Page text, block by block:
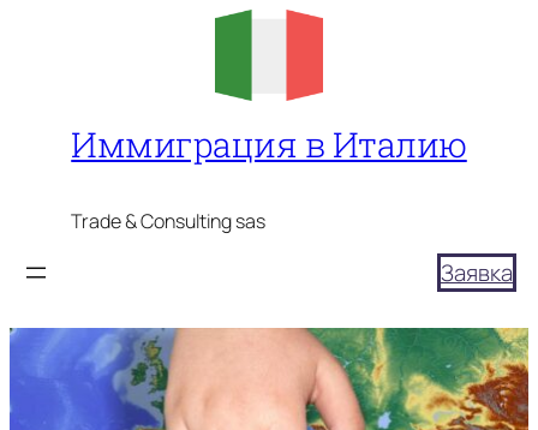
Иммиграция в Италию
Trade & Consulting sas
Заявка